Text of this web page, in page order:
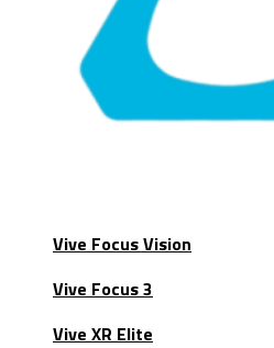
Vive Focus Vision
Vive Focus 3
Vive XR Elite